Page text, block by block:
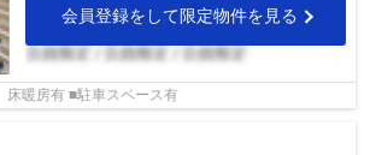
会員登録をして限定物件を見る
暖房有 ■駐車スペース有